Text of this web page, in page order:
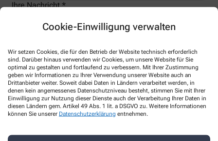
Cookie-Einwilligung verwalten
Wir setzen Cookies, die für den Betrieb der Website technisch erforderlich
sind. Darüber hinaus verwenden wir Cookies, um unsere Website für Sie
optimal zu gestalten und fortlaufend zu verbessern. Mit Ihrer Zustimmung
geben wir Informationen zu Ihrer Verwendung unserer Website auch an
Drittanbieter weiter. Soweit dabei Daten in Ländern verarbeitet werden, in
denen kein angemessenes Datenschutzniveau besteht, stimmen Sie mit Ihrer
Einwilligung zur Nutzung dieser Dienste auch der Verarbeitung Ihrer Daten in
diesen Ländern gem. Artikel 49 Abs. 1 lit. a DSGVO zu. Weitere Informationen
können Sie unserer Datenschutzerklärung entnehmen.
Ihre Nachricht *
* Bitte füllen Sie die Pflichtfelder aus
Ich erkläre mich damit einverstanden, dass die von mir angegebenen
Daten elektronisch erfasst und gespeichert und meine Daten an die
von mir ausgesuchte Apotheke übergeben werden. Rechtsgrundlage
jederzeit widerrufen werden, z.B. per E-Mail anneue@adlerroe.de.